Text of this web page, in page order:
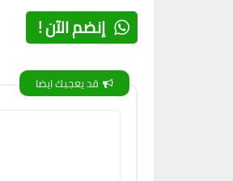
إنضم الآن !
قد يعجبك ايضا